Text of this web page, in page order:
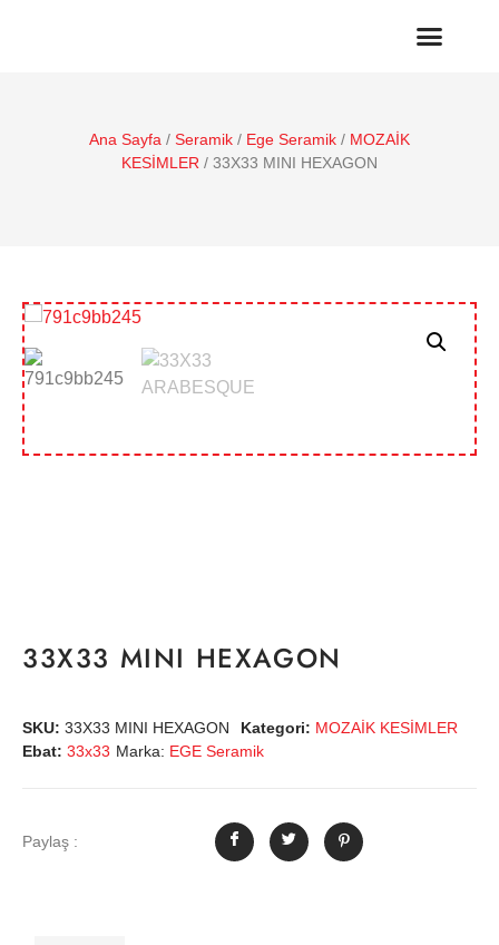
Ana Sayfa / Seramik / Ege Seramik / MOZAİK
KESİMLER / 33X33 MINI HEXAGON
33X33 MINI HEXAGON
SKU: 33X33 MINI HEXAGON Kategori: MOZAİK KESİMLER
Ebat: 33x33 Marka: EGE Seramik
Paylaş :